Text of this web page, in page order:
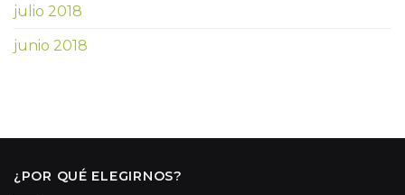
julio 2018
junio 2018
¿POR QUÉ ELEGIRNOS?